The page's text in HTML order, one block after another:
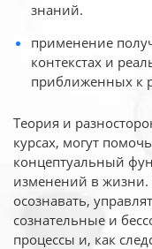
знаний.
применение
контекстах и
приближенных к
Теория и
курсах, могут
концептуальный
изменений в жизни.
осознавать,
сознательные и
процессы и, как